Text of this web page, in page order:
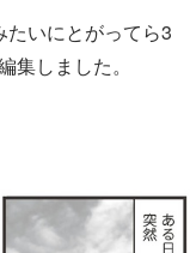
いにとがってら3
集しました。